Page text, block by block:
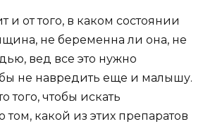
и от того, в каком состоянии
не беременна ли она, не
вед все это нужно
не навредить еще и малышу.
того, чтобы искать
какой из этих препаратов